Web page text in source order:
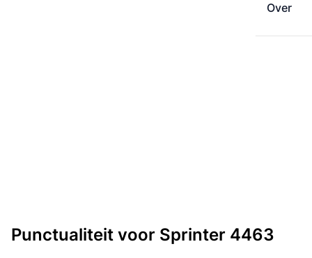
Over
Punctualiteit voor Sprinter 4463